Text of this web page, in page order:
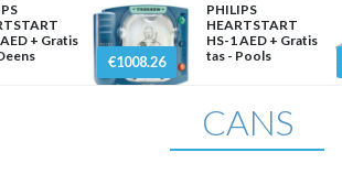
+ Gratis
€1008.26
PHILIPS
HEARTSTART
HS-1 AED + Gratis
tas - Pools
CANS